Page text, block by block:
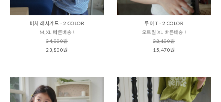
비치 래시가드 - 2 COLOR
M,XL 빠른배송 !
34,000원
23,800원
루이 T - 2 COLOR
오트밀 XL 빠른배송 !
22,100원
15,470원